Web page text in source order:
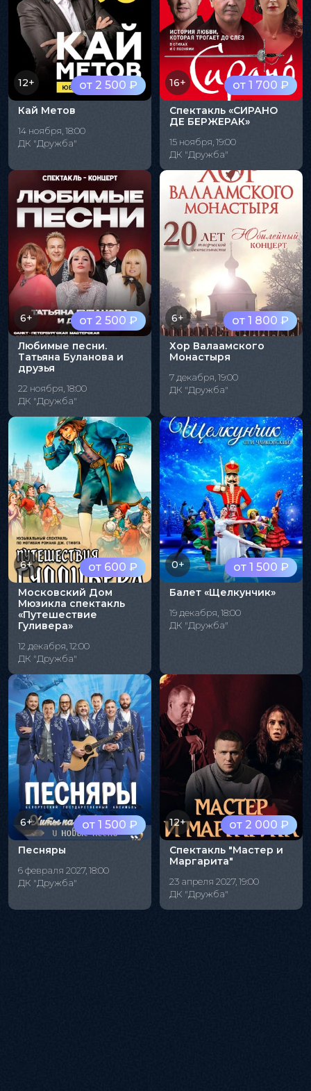
от 2 500 ₽
12+
Кай Метов
14 ноября, 18:00
ДК "Дружба"
от 1 700 ₽
16+
Спектакль «СИРАНО
ДЕ БЕРЖЕРАК»
15 ноября, 19:00
ДК "Дружба"
от 2 500 ₽
6+
Любимые песни.
Татьяна Буланова и
друзья
22 ноября, 18:00
ДК "Дружба"
от 1 800 ₽
6+
Хор Валаамского
Монастыря
7 декабря, 19:00
ДК "Дружба"
от 600 ₽
6+
Московский Дом
Мюзикла спектакль
«Путешествие
Гуливера»
12 декабря, 12:00
ДК "Дружба"
от 1 500 ₽
0+
Балет «Щелкунчик»
19 декабря, 18:00
ДК "Дружба"
от 1 500 ₽
6+
Песняры
6 февраля 2027, 18:00
ДК "Дружба"
от 2 000 ₽
12+
Спектакль "Мастер и
Маргарита"
23 апреля 2027, 19:00
ДК "Дружба"